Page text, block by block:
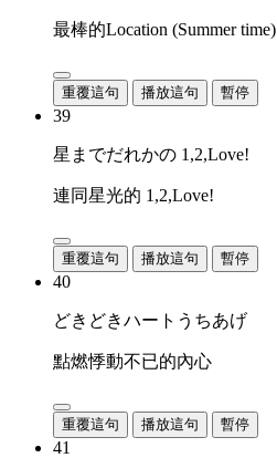
最棒的Location (Summer time)
重覆這句 播放這句 暫停
39
星までだれかの 1,2,Love!
連同星光的 1,2,Love!
重覆這句 播放這句 暫停
40
どきどきハートうちあげ
點燃悸動不已的內心
重覆這句 播放這句 暫停
41